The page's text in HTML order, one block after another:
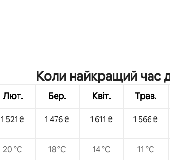
Коли найкращий час
Лют. Бер. Квіт. Трав.
1 521 ₴ 1 476 ₴ 1 611 ₴ 1 566 ₴
20 °C 18 °C 14 °C 11 °C